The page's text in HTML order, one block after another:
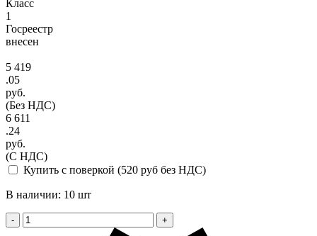
Класс
1
Госреестр
внесен
5 419
.05
руб.
(Без НДС)
6 611
.24
руб.
(С НДС)
Купить с поверкой (520 руб без НДС)
В наличии: 10 шт